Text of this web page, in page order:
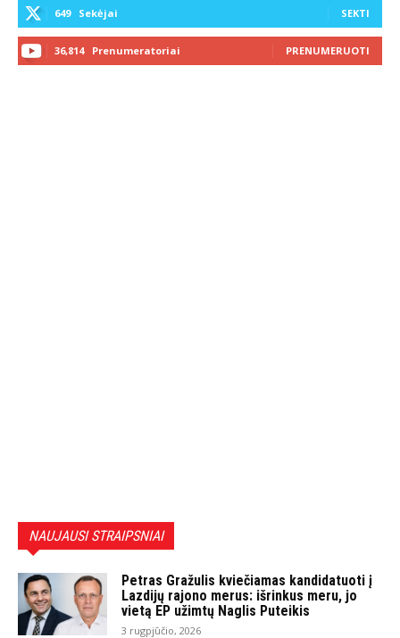
649 Sekėjai SEKTI
36,814 Prenumeratoriai PRENUMERUOTI
NAUJAUSI STRAIPSNIAI
Petras Gražulis kviečiamas kandidatuoti į
Lazdijų rajono merus: išrinkus meru, jo
vietą EP užimtų Naglis Puteikis
3 rugpjūčio, 2026